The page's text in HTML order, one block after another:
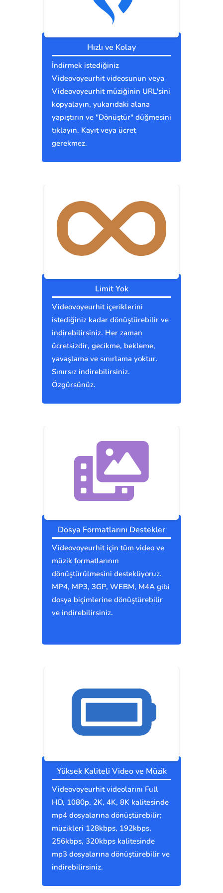
Hızlı ve Kolay
İndirmek istediğiniz
Videovoyeurhit videosunun veya
Videovoyeurhit müziğinin URL'sini
kopyalayın, yukarıdaki alana
yapıştırın ve "Dönüştür" düğmesini
tıklayın. Kayıt veya ücret
gerekmez.
Limit Yok
Videovoyeurhit içeriklerini
istediğiniz kadar dönüştürebilir ve
indirebilirsiniz. Her zaman
ücretsizdir, gecikme, bekleme,
yavaşlama ve sınırlama yoktur.
Sınırsız indirebilirsiniz.
Özgürsünüz.
Dosya Formatlarını Destekler
Videovoyeurhit için tüm video ve
müzik formatlarının
dönüştürülmesini destekliyoruz.
MP4, MP3, 3GP, WEBM, M4A gibi
dosya biçimlerine dönüştürebilir
ve indirebilirsiniz.
Yüksek Kaliteli Video ve Müzik
Videovoyeurhit videolarını Full
HD, 1080p, 2K, 4K, 8K kalitesinde
mp4 dosyalarına dönüştürebilir;
müzikleri 128kbps, 192kbps,
256kbps, 320kbps kalitesinde
mp3 dosyalarına dönüştürebilir ve
indirebilirsiniz.